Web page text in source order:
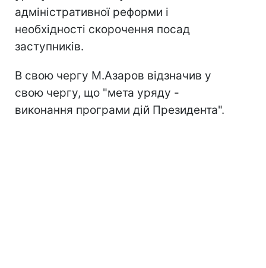
адміністративної реформи і
необхідності скорочення посад
заступників.
В свою чергу М.Азаров відзначив у
свою чергу, що "мета уряду -
виконання програми дій Президента".